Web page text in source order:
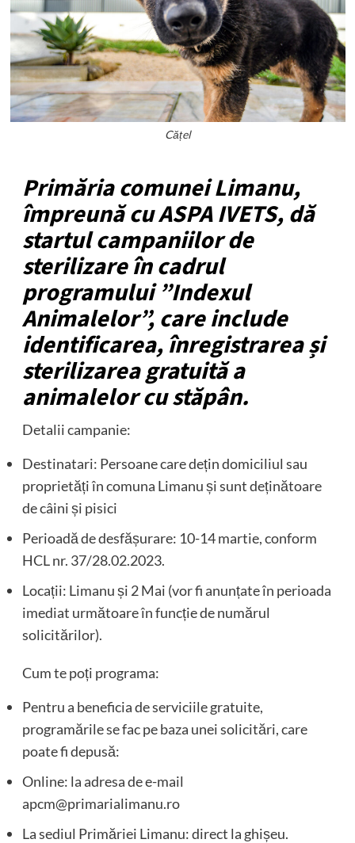
Cățel
Primăria comunei Limanu,
împreună cu ASPA IVETS, dă
startul campaniilor de
sterilizare în cadrul
programului ”Indexul
Animalelor”, care include
identificarea, înregistrarea și
sterilizarea gratuită a
animalelor cu stăpân.
Detalii campanie:
Destinatari: Persoane care dețin domiciliul sau
proprietăți în comuna Limanu și sunt deținătoare
de câini și pisici
Perioadă de desfășurare: 10-14 martie, conform
HCL nr. 37/28.02.2023.
Locații: Limanu și 2 Mai (vor fi anunțate în perioada
imediat următoare în funcție de numărul
solicitărilor).
Cum te poți programa:
Pentru a beneficia de serviciile gratuite,
programările se fac pe baza unei solicitări, care
poate fi depusă:
Online: la adresa de e-mail
apcm@primarialimanu.ro
La sediul Primăriei Limanu: direct la ghișeu.